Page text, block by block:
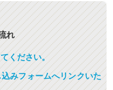
れ
ください。
みフォームへリンクいた